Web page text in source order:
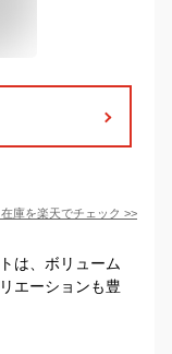
庫を楽天でチェック >>
は、ボリューム
エーションも豊